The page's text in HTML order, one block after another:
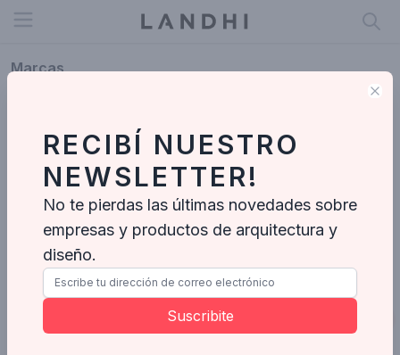
Open menu
Marcas
Proyectos
España 496, Avellaneda, Provincia de Buenos Aires, Argentina
RECIBÍ NUESTRO
NEWSLETTER!
No te pierdas las últimas novedades sobre
empresas y productos de arquitectura y
diseño.
Suscribite